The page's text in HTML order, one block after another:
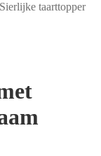
Sierlijke taarttopper